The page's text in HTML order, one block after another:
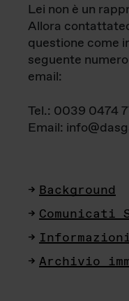
Lei non è un
Allora
questione come
seguente
email:
Tel.: 0039 0474
Email:
Background
Comunicati
Archivio